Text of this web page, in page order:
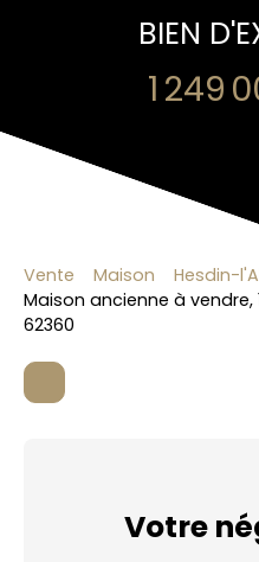
BIEN
1 249
Vente Maison
Hesdin-
Maison ancienne à
62360
Votre